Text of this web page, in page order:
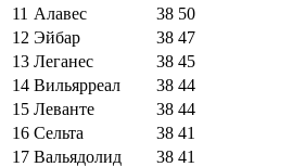
11 Алавес 38 50
12 Эйбар 38 47
13 Леганес 38 45
14 Вильярреал 38 44
15 Леванте 38 44
16 Сельта 38 41
17 Вальядолид 38 41